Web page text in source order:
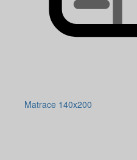
Matrace 140x200